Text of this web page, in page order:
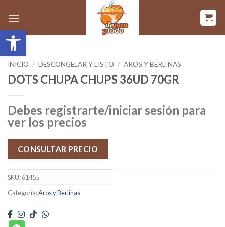
Abrir barra de herramientas
contenido
INICIO / DESCONGELAR Y LISTO / AROS Y BERLINAS
DOTS CHUPA CHUPS 36UD 70GR
Debes registrarte/iniciar sesión para
ver los precios
CONSULTAR PRECIO
SKU:61455
Categoría:Aros y Berlinas